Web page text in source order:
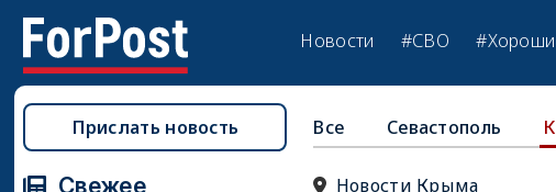
Новости #СВО
Все Севастополь
Новости Крыма
Прислать новость
Свежее